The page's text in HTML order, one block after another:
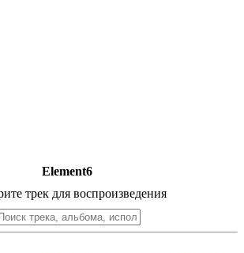
Element6
трек для воспроизведения